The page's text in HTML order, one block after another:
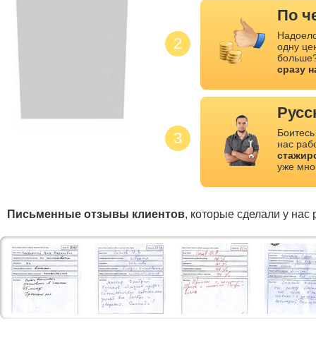
2
3
По
одну
сразу
нас
уже
Письменные отзывы клиентов, которые сделали у нас